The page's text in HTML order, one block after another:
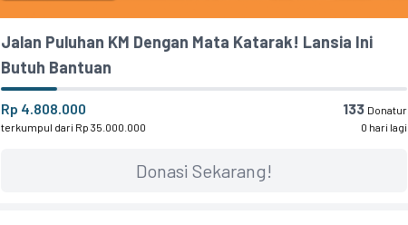
Jalan Puluhan KM Dengan Mata Katarak! Lansia Ini
Butuh Bantuan
Rp 4.808.000
terkumpul dari Rp 35.000.000
133 Donatur
0 hari lagi
Donasi Sekarang!